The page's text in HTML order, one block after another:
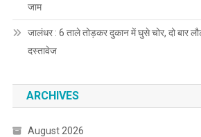
जाम
जालंधर : 6 ताले तोड़कर दुकान में घुसे चोर, दो बार
दस्तावेज
ARCHIVES
August 2026